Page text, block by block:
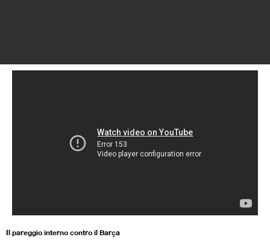
inizialmente e ora probabilmente una delle peggiori.
Quella attuale è una delle peggiori squadre che
interpretano lo stesso messaggio». Jémez è arrivato